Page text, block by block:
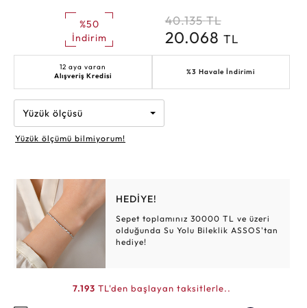
%50
İndirim
40.135 TL
20.068 TL
12 aya varan
Alışveriş Kredisi
%3 Havale İndirimi
Yüzük ölçüsü
Yüzük ölçümü bilmiyorum!
HEDİYE!
Sepet toplamınız 30000 TL ve üzeri
olduğunda Su Yolu Bileklik ASSOS'tan
hediye!
7.193 TL'den başlayan taksitlerle..